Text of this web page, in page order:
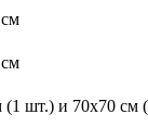
(1 шт.) и 70х70 см